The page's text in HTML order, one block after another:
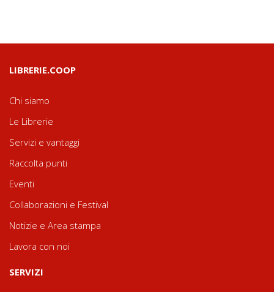
LIBRERIE.COOP
Chi siamo
Le Librerie
Servizi e vantaggi
Raccolta punti
Eventi
Collaborazioni e Festival
Notizie e Area stampa
Lavora con noi
SERVIZI